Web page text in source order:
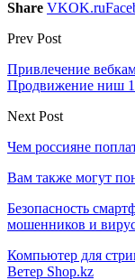
Share VKOK.ru
Prev Post
Привлечение
Продвижение ниш
Next Post
Чем россияне
Вам также могут
Безопасность
мошенников и
Компьютер для
Ветер Shop.kz